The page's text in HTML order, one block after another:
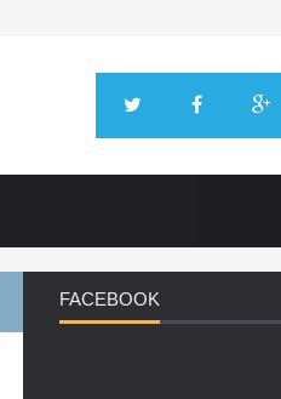
FACEBOOK